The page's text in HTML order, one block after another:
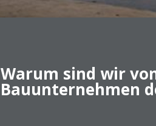
Warum sind wir
Bauunternehmen